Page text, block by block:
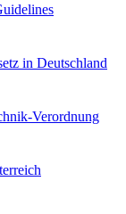
in Deutschland
Verordnung